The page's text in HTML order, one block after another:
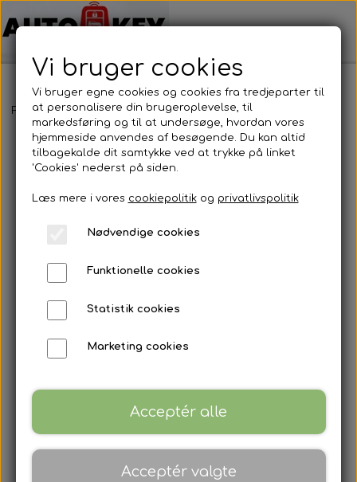
Forside Bilnøgler Nissan Nøglehus Nissan - Nøglehus
Vi bruger cookies
Vi bruger egne cookies og cookies fra tredjeparter til
at personalisere din brugeroplevelse, til
markedsføring og til at undersøge, hvordan vores
hjemmeside anvendes af besøgende. Du kan altid
tilbagekalde dit samtykke ved at trykke på linket
'Cookies' nederst på siden.
Læs mere i vores cookiepolitikog privatlivspolitik
Nødvendige cookies
Funktionelle cookies
Statistik cookies
Marketing cookies
Acceptér alle
Acceptér valgte